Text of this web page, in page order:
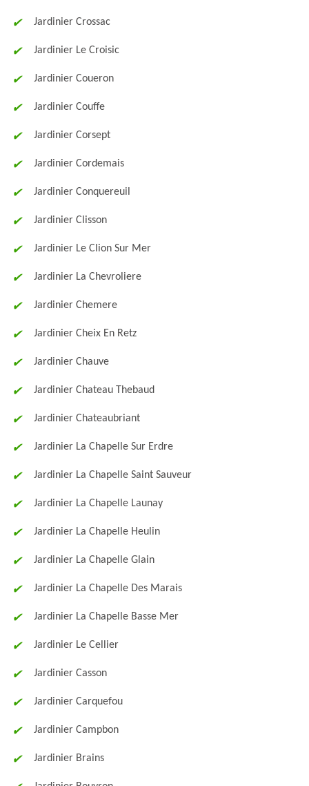
Jardinier Crossac
Jardinier Le Croisic
Jardinier Coueron
Jardinier Couffe
Jardinier Corsept
Jardinier Cordemais
Jardinier Conquereuil
Jardinier Clisson
Jardinier Le Clion Sur Mer
Jardinier La Chevroliere
Jardinier Chemere
Jardinier Cheix En Retz
Jardinier Chauve
Jardinier Chateau Thebaud
Jardinier Chateaubriant
Jardinier La Chapelle Sur Erdre
Jardinier La Chapelle Saint Sauveur
Jardinier La Chapelle Launay
Jardinier La Chapelle Heulin
Jardinier La Chapelle Glain
Jardinier La Chapelle Des Marais
Jardinier La Chapelle Basse Mer
Jardinier Le Cellier
Jardinier Casson
Jardinier Carquefou
Jardinier Campbon
Jardinier Brains